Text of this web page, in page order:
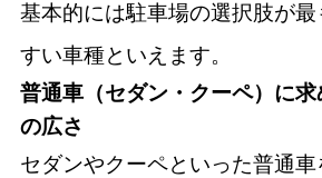
基本的には駐車場の選択肢が
すい車種といえます。
普通車（セダン・クーペ）に
の広さ
セダンやクーペといった普通